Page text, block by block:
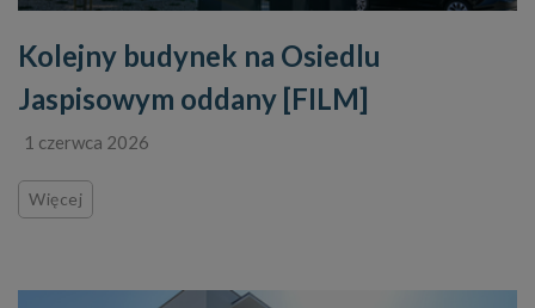
Kolejny budynek na Osiedlu
Jaspisowym oddany [FILM]
1 czerwca 2026
Więcej